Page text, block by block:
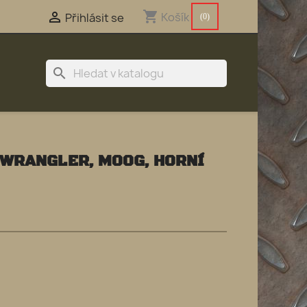
 Přihlásit se shopping_cart Košík (0)
search
MOOG, HORNÍ